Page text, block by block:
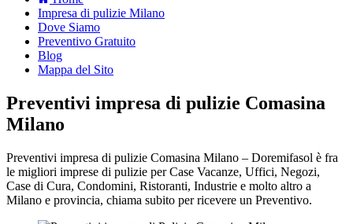
Impresa di pulizie Milano
Dove Siamo
Preventivo Gratuito
Blog
Mappa del Sito
Preventivi impresa di pulizie Comasina
Milano
Preventivi impresa di pulizie Comasina Milano – Doremifasol è fra
le migliori imprese di pulizie per Case Vacanze, Uffici, Negozi,
Case di Cura, Condomini, Ristoranti, Industrie e molto altro a
Milano e provincia, chiama subito per ricevere un Preventivo.